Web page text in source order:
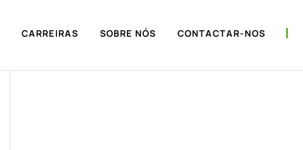
CARREIRAS SOBRE NÓS CONTACTAR-NOS